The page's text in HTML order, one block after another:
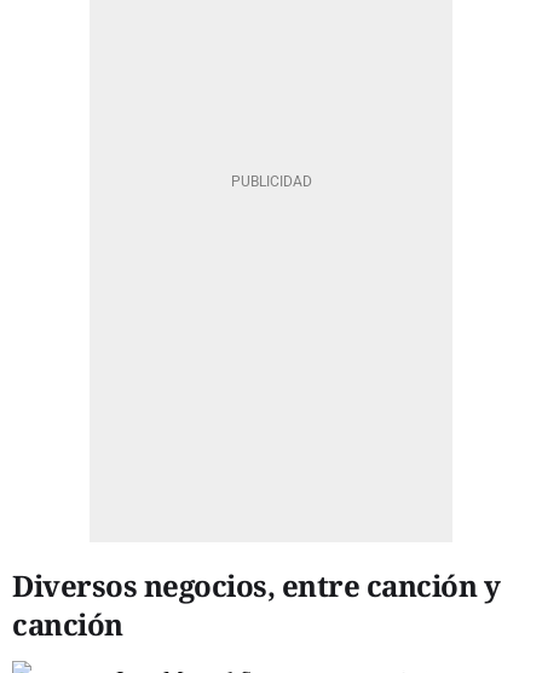
Diversos negocios, entre canción y
canción